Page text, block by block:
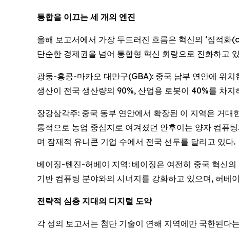
통합을 이끄는 세 개의 엔진
올해 보고서에서 가장 두드러진 흐름은 혁신의 ‘집적
단순한 경제권을 넘어 통합형 혁신 회랑으로 진화하고
광둥-홍콩-마카오 대만구(GBA): 중국 남부 연안에 위
생산이 전국 생산량의 90%, 산업용 로봇이 40%를 차
장강삼각주: 중국 동부 연안에서 확장된 이 지역은 거
통적으로 농업 중심지로 여겨졌던 안후이는 양자 컴퓨
며 잠재적 유니콘 기업 수에서 전국 선두를 달리고 있다.
베이징-톈진-허베이 지역: 베이징은 여전히 중국 혁신
기반 컴퓨팅 분야와의 시너지를 강화하고 있으며, 허베
전략적 심층 지대의 디지털 도약
각 성의 보고서는 첨단 기술이 연해 지역에만 국한된